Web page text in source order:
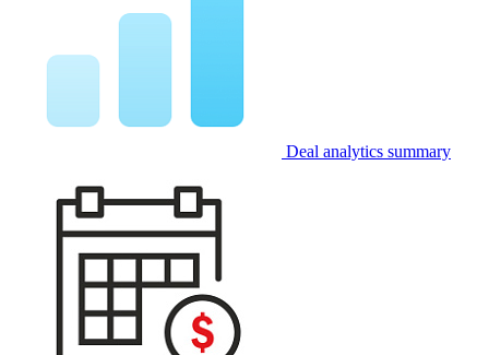
Deal analytics summary